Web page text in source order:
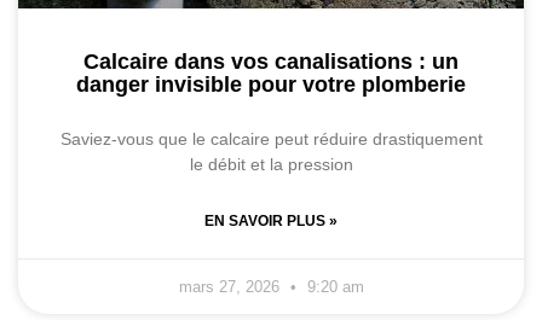
Calcaire dans vos canalisations : un
danger invisible pour votre plomberie
Saviez-vous que le calcaire peut réduire drastiquement
le débit et la pression
EN SAVOIR PLUS »
mars 27, 2026 9:20 am